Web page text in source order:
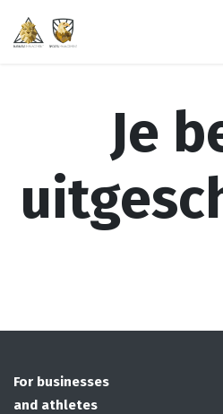
Je
For businesses
and athletes